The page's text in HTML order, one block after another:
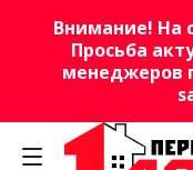
Внимание! На
Просьба
менеджеров